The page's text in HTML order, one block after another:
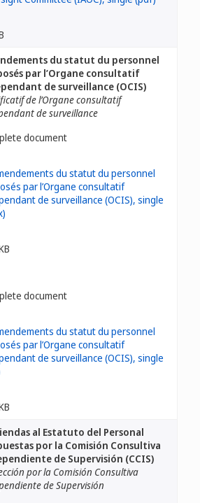
du statut du personnel
par l’Organe consultatif
de surveillance (OCIS)
de l’Organe consultatif
de surveillance
document
document
al Estatuto del Personal
por la Comisión Consultiva
de Supervisión (CCIS)
por la Comisión Consultiva
de Supervisión